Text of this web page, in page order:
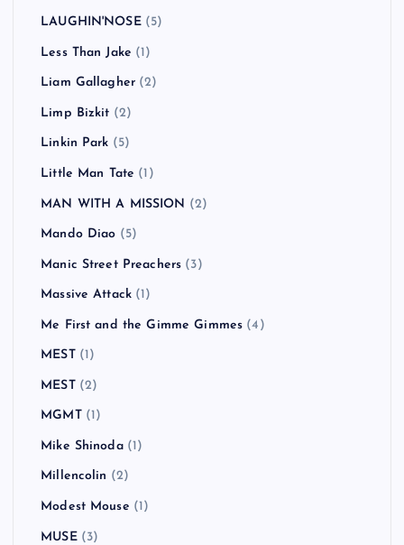
LAUGHIN'NOSE(5)
Less Than Jake (1)
Liam Gallagher (2)
Limp Bizkit (2)
Linkin Park (5)
Little Man Tate (1)
MAN WITH A MISSION (2)
Mando Diao (5)
Manic Street Preachers (3)
Massive Attack (1)
Me First and the Gimme Gimmes (4)
MEST(1)
MEST(2)
MGMT(1)
Mike Shinoda(1)
Millencolin (2)
Modest Mouse (1)
MUSE(3)